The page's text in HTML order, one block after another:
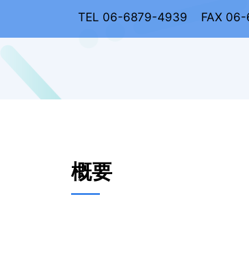
TEL 06-6879-4939 FAX
概要